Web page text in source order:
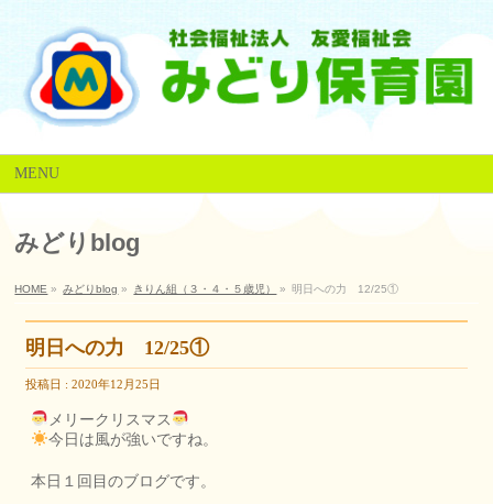
MENU
みどりblog
HOME » みどりblog » きりん組（３・４・５歳児） » 明日への力 12/25①
明日への力 12/25①
投稿日 : 2020年12月25日
メリークリスマス
今日は風が強いですね。
本日１回目のブログです。